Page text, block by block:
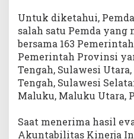
Untuk diketahui,
salah satu Pemda
bersama 163
Pemerintah Provinsi
Tengah, Sulawesi
Tengah, Sulawesi
Maluku, Maluku Utara,
Saat menerima hasil
Akuntabilitas Kinerja